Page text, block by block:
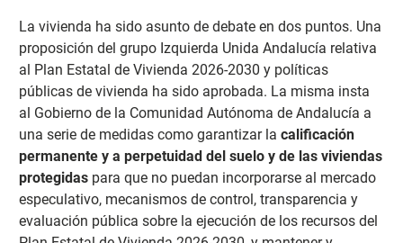
La vivienda ha sido asunto de debate en dos puntos. Una
proposición del grupo Izquierda Unida Andalucía relativa
al Plan Estatal de Vivienda 2026-2030 y políticas
públicas de vivienda ha sido aprobada. La misma insta
al Gobierno de la Comunidad Autónoma de Andalucía a
una serie de medidas como garantizar la calificación
permanente y a perpetuidad del suelo y de las viviendas
protegidaspara que no puedan incorporarse al mercado
especulativo, mecanismos de control, transparencia y
evaluación pública sobre la ejecución de los recursos del